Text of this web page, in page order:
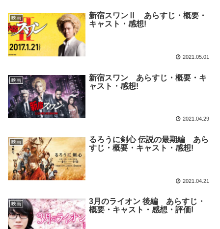
映画
新宿スワンⅡ あらすじ・概要・
キャスト・感想!
2021.05.01
映画
新宿スワン あらすじ・概要・キ
ャスト・感想!
2021.04.29
映画
るろうに剣心 伝説の最期編 あら
すじ・概要・キャスト・感想!
2021.04.21
映画
3月のライオン 後編 あらすじ・
概要・キャスト・感想・評価!